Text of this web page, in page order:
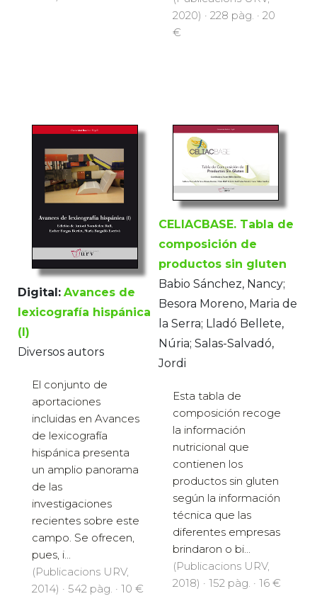
2020) · 228 pàg. · 20
€
Digital: Avances de
lexicografía hispánica
(I)
Diversos autors
El conjunto de
aportaciones
incluidas en Avances
de lexicografía
hispánica presenta
un amplio panorama
de las
investigaciones
recientes sobre este
campo. Se ofrecen,
pues, i...
(Publicacions URV,
2014) · 542 pàg. · 10 €
CELIACBASE. Tabla de
composición de
productos sin gluten
Babio Sánchez, Nancy;
Besora Moreno, Maria de
la Serra; Lladó Bellete,
Núria; Salas-Salvadó,
Jordi
Esta tabla de
composición recoge
la información
nutricional que
contienen los
productos sin gluten
según la información
técnica que las
diferentes empresas
brindaron o bi...
(Publicacions URV,
2018) · 152 pàg. · 16 €